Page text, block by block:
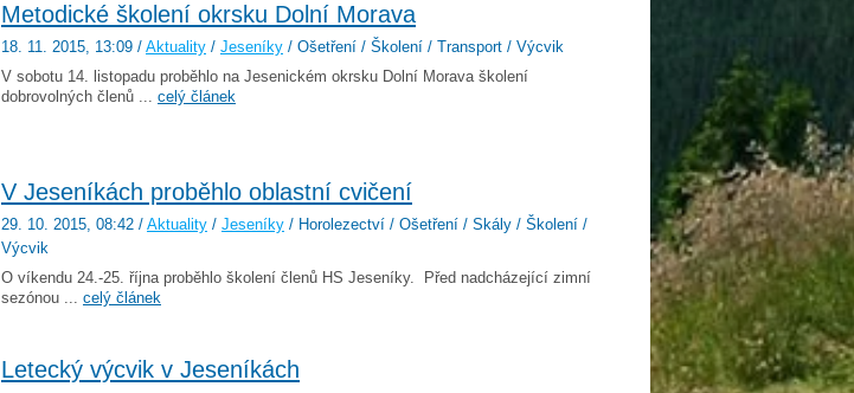
Metodické školení okrsku Dolní Morava
18. 11. 2015, 13:09 / Aktuality / Jeseníky / Ošetření / Školení / Transport / Výcvik
V sobotu 14. listopadu proběhlo na Jesenickém okrsku Dolní Morava školení
dobrovolných členů ... celý článek
V Jeseníkách proběhlo oblastní cvičení
29. 10. 2015, 08:42 / Aktuality / Jeseníky / Horolezectví / Ošetření / Skály / Školení /
Výcvik
O víkendu 24.-25. října proběhlo školení členů HS Jeseníky. Před nadcházející zimní
sezónou ... celý článek
Letecký výcvik v Jeseníkách